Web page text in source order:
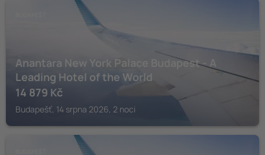
Anantara New York Palace Budapest - A
Leading Hotel of the World
14 879 Kč
Budapešť, 14 srpna 2026, 2 noci